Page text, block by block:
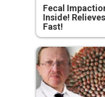
Fecal
Inside!
Fast!